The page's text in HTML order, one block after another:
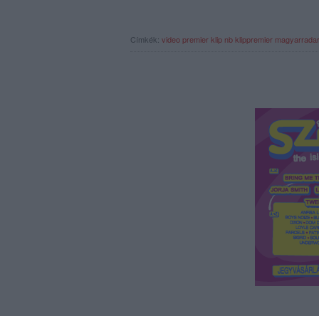
Címkék: video premier klip nb klippremier magyarradar